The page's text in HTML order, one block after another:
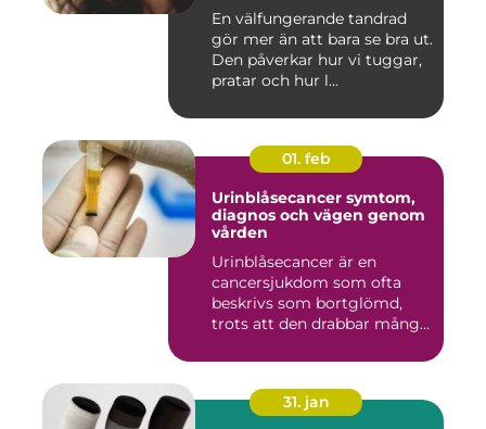
En välfungerande tandrad
gör mer än att bara se bra ut.
Den påverkar hur vi tuggar,
pratar och hur l...
01. feb
Urinblåsecancer symtom,
diagnos och vägen genom
vården
Urinblåsecancer är en
cancersjukdom som ofta
beskrivs som bortglömd,
trots att den drabbar många
31. jan